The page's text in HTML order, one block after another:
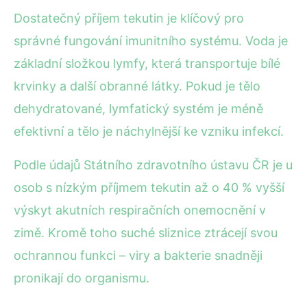
Dostatečný příjem tekutin je klíčový pro
správné fungování imunitního systému. Voda je
základní složkou lymfy, která transportuje bílé
krvinky a další obranné látky. Pokud je tělo
dehydratované, lymfatický systém je méně
efektivní a tělo je náchylnější ke vzniku infekcí.
Podle údajů Státního zdravotního ústavu ČR je u
osob s nízkým příjmem tekutin až o 40 % vyšší
výskyt akutních respiračních onemocnění v
zimě. Kromě toho suché sliznice ztrácejí svou
ochrannou funkci – viry a bakterie snadněji
pronikají do organismu.